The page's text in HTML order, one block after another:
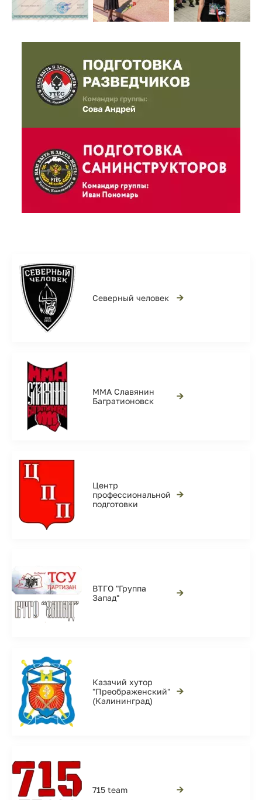
Северный человек →
ММА Славянин
Багратионовск
→
Центр
профессиональной
подготовки
→
ВТГО "Группа
Запад"
→
Казачий хутор
"Преображенский"
(Калининград)
→
715 team →